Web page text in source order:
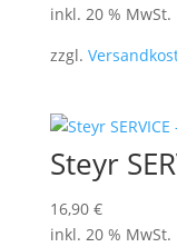
inkl. 20 % MwSt.
zzgl.
Steyr
16,90 €
inkl. 20 % MwSt.